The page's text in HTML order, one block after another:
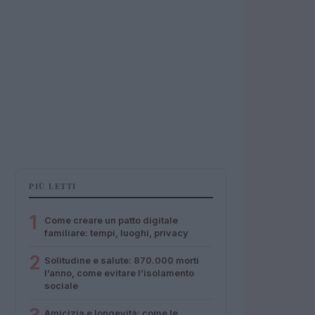
PIÙ LETTI
1
Come creare un patto digitale
familiare: tempi, luoghi, privacy
2 Solitudine e salute: 870.000 morti
l’anno, come evitare l’isolamento
sociale